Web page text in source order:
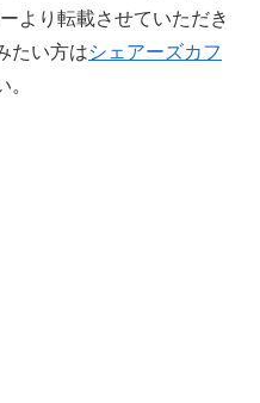
より転載させていただき
たい方はシェアーズカフ
。